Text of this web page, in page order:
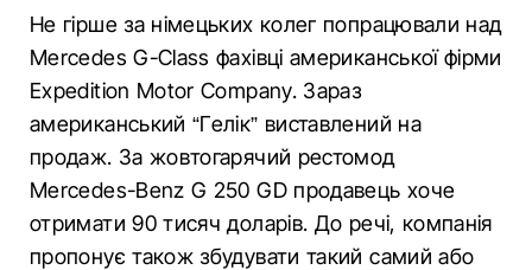
Не гірше за німецьких колег попрацювали над
Mercedes G-Class фахівці американської фірми
Expedition Motor Company. Зараз
американський “Гелік” виставлений на
продаж. За жовтогарячий рестомод
Mercedes-Benz G 250 GD продавець хоче
отримати 90 тисяч доларів. До речі, компанія
пропонує також збудувати такий самий або